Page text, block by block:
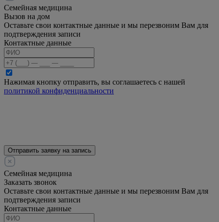
Семейная медицина
Вызов на дом
Оставьте свои контактные данные и мы перезвоним Вам для
подтверждения записи
Контактные данные
Нажимая кнопку отправить, вы соглашаетесь с нашей
политикой конфиденциальности
Отправить заявку на запись
Семейная медицина
Заказать звонок
Оставьте свои контактные данные и мы перезвоним Вам для
подтверждения записи
Контактные данные